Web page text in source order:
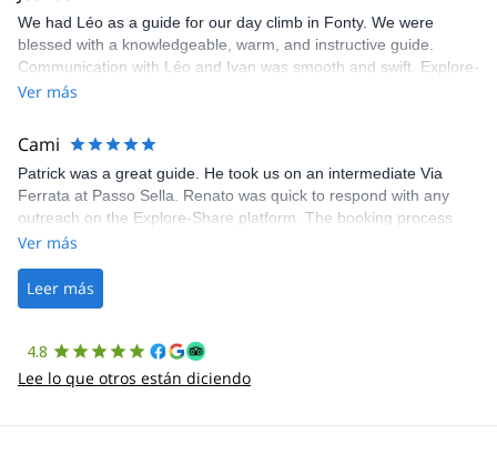
We had Léo as a guide for our day climb in Fonty. We were
blessed with a knowledgeable, warm, and instructive guide.
Communication with Léo and Ivan was smooth and swift. Explore-
Share was excellent in arranging everything for our day climb.
making our adventure stress-free.
Ver más
Cami
Patrick was a great guide. He took us on an intermediate Via
Ferrata at Passo Sella. Renato was quick to respond with any
outreach on the Explore-Share platform. The booking process
was straightforward, and once Patrick was confirmed, all went
the platform.
Ver más
Leer más
4.8
Lee lo que otros están diciendo